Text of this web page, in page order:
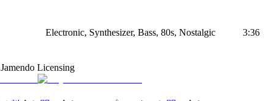
Electronic, Synthesizer, Bass, 80s, Nostalgic 3:36
Jamendo Licensing